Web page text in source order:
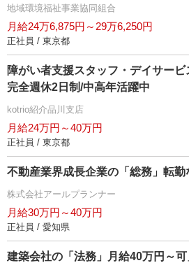
地域環境福祉事業協同組合
月給24万6,875円～29万6,250円
正社員 / 東京都
障がい者支援スタッフ・デイサー
完全週休2日制/中高年活躍中
kotrio紹介品川支店
月給24万円～40万円
正社員 / 東京都
不動産業界成長企業の「総務」転勤
株式会社アールプランナー
月給30万円～40万円
正社員 / 愛知県
建築会社の「法務」月給40万円～可